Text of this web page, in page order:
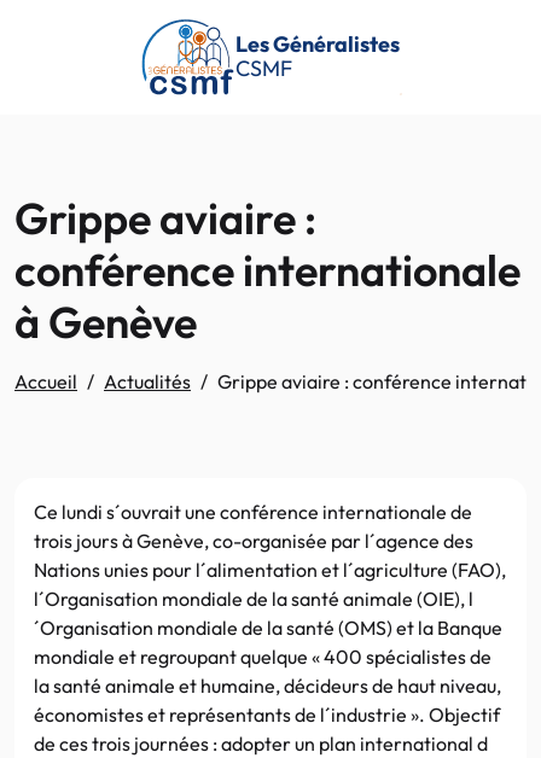
Passer au contenu principal
Les Généralistes
CSMF
Grippe aviaire :
conférence internationale
à Genève
Accueil Actualités Grippe aviaire : conférence
Ce lundi s´ouvrait une conférence internationale de
trois jours à Genève, co-organisée par l´agence des
Nations unies pour l´alimentation et l´agriculture (FAO),
l´Organisation mondiale de la santé animale (OIE), l
´Organisation mondiale de la santé (OMS) et la Banque
mondiale et regroupant quelque « 400 spécialistes de
la santé animale et humaine, décideurs de haut niveau,
économistes et représentants de l´industrie ». Objectif
de ces trois journées : adopter un plan international d